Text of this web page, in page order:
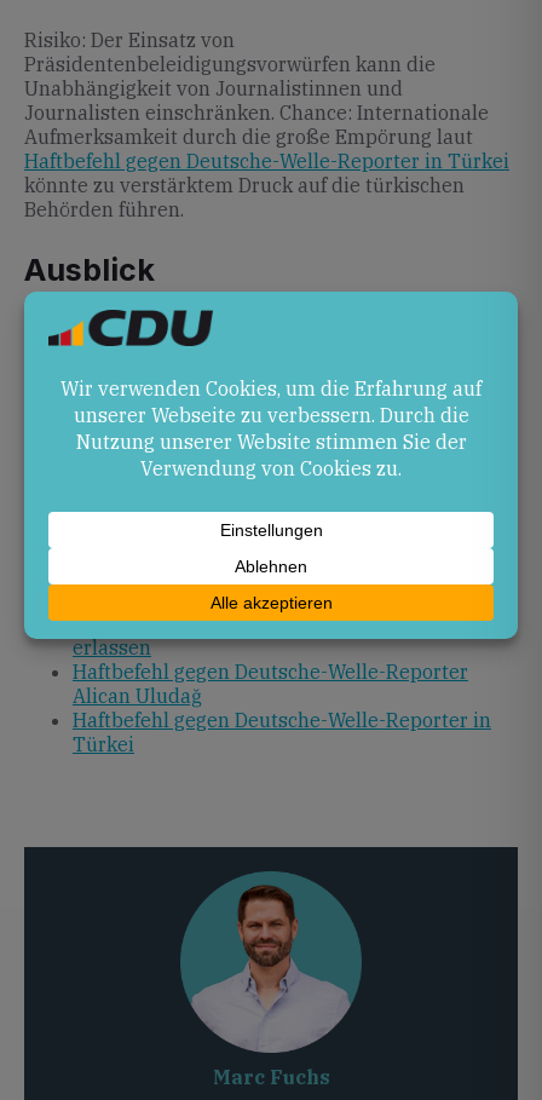
Risiko: Der Einsatz von
Präsidentenbeleidigungsvorwürfen kann die
Unabhängigkeit von Journalistinnen und
Journalisten einschränken. Chance: Internationale
Aufmerksamkeit durch die große Empörung laut
Haftbefehl gegen Deutsche-Welle-Reporter in Türkei
könnte zu verstärktem Druck auf die türkischen
Behörden führen.
Ausblick
Es bleibt abzuwarten, wie sich das Verfahren
einschalten. Die nächsten Schritte hängen von den
türkischen Justizbehörden ab.
Haftbefehl gegen Reporter der Deutschen Welle
Türkei: Gericht erlässt Haftbefehl gegen
Korrespondenten
Haftbefehl gegen Deutsche-Welle-Reporter
erlassen
Haftbefehl gegen Deutsche-Welle-Reporter
Alican Uludağ
Haftbefehl gegen Deutsche-Welle-Reporter in
Türkei
Marc Fuchs